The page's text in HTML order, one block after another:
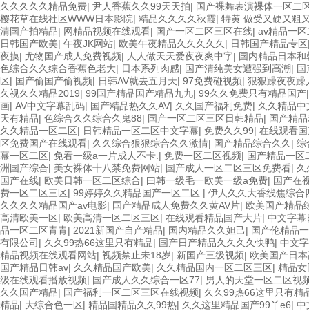
久久久久久精品免费| 尹人香蕉久久99天天拍| 国产裸舞表演裸体一区二
樱花草在线社区WWW日本影院| 精品久久久久秋霞| 特黄 做受又硬又粗
清国产拍精品| 网精品视频在线观看| 国产一区二区三区在线| av精品一
日韩国产欧美| 午夜JK网站| 欧美午夜精品久久久久久 | 日韩国产精品专区
夜摸| 尤物国产成人免费视频| 人人做天天爱夜夜爽中字| 国内精品日本
色综合久久综合香蕉色老大| 日本系列肉感| 国产清纯美女遭强到高潮|
区| 国产偷国产偷视频| 日韩AV就去五月天| 97免费碰视频| 狠狠躁夜夜躁
久视久久精品2019| 99国产精品国产精品九九| 99久久免费只有精品国产
画| AV中文字幕乱码| 国产精品热久久AV| 久久国产福利免费| 久久精品
天有精品| 色综合久久综合久鬼88| 国产一区二区三区日韩精品| 国产精
久久精品一区二区| 日韩精品一区二区中文字幕| 免费久久99| 在线观看
区免费国产在线观看| 久久综合狠狠综合久久激情| 国产精品综合久久 | 综
幕一区二区| 免看一级a一片成人不卡. | 免费一区二区视频| 国产精品一区
洲国产综合| 美女裸体十八禁免费网站| 国产成人一区二区三区免费看| 久
国产在线| 欧美日韩一区二区综合| 曰韩一级毛一欧美一级a免费| 国产在
费一区二区三区| 99婷婷久久精品国产一区二区 | 伊人久久大香线焦综合
久久久久精品国产av电影| 国产精品成人免费久久黄AV片| 欧美国产精品
高清欧美一区| 欧美高清一区二区三区| 在线观看精品国产大片| 中文字幕
品一区二区青青| 2021新国产自产精品| 国内精品久久妲己| 国产伦精品
有限公司 | 久久99热66这里只有精品| 国产日产精品久久久久快鸭| 中文
精品视频在线观看网站| 视频禁止未18岁| 新国产三级视频| 欧美国产日
国产精品日韩av| 久久精品国产欧美| 久久精品国内一区二区三区| 精品
级在线观看播放视频| 国产成人久久综合一区77| 男人的天堂一区二区视
久久国产精品| 国产福利一区二区三区在线视频| 久久99热66这里只有精
精品| 大综合色一区| 精品国精品久久99热| 久久这里精品国产99丫e6| 中